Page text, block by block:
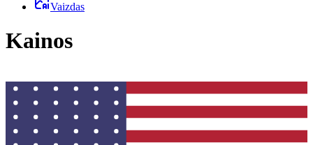
Vaizdas
Kainos